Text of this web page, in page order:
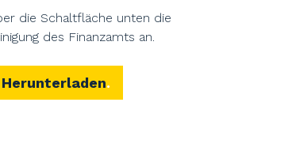
die Schaltfläche unten die
des Finanzamts an.
Herunterladen